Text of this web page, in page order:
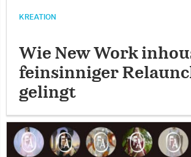
KREATION
Wie New Work
feinsinniger
gelingt